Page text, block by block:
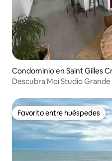
Condominio en Saint Gilles
Descubra Moi Studio Grande
Favorito entre huéspedes
Favorito entre huéspedes